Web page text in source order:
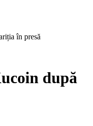
în presă
după